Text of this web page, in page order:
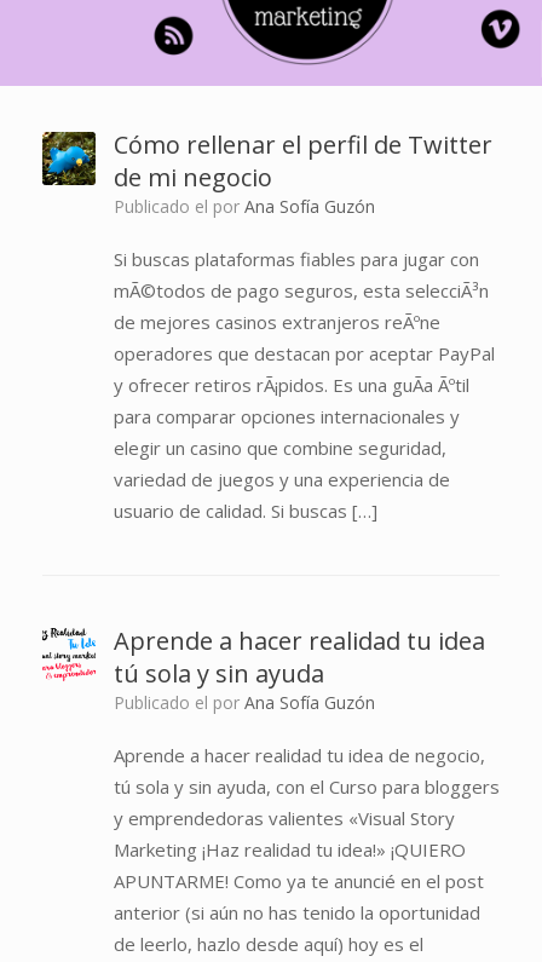
Cómo rellenar el perfil de Twitter
de mi negocio
Publicado el por Ana Sofía Guzón
Si buscas plataformas fiables para jugar con
mÃ©todos de pago seguros, esta selecciÃ³n
de mejores casinos extranjeros reÃºne
operadores que destacan por aceptar PayPal
y ofrecer retiros rÃ¡pidos. Es una guÃ­a Ãºtil
para comparar opciones internacionales y
elegir un casino que combine seguridad,
variedad de juegos y una experiencia de
usuario de calidad. Si buscas […]
Aprende a hacer realidad tu idea
tú sola y sin ayuda
Publicado el por Ana Sofía Guzón
Aprende a hacer realidad tu idea de negocio,
tú sola y sin ayuda, con el Curso para bloggers
y emprendedoras valientes «Visual Story
Marketing ¡Haz realidad tu idea!» ¡QUIERO
APUNTARME! Como ya te anuncié en el post
anterior (si aún no has tenido la oportunidad
de leerlo, hazlo desde aquí) hoy es el